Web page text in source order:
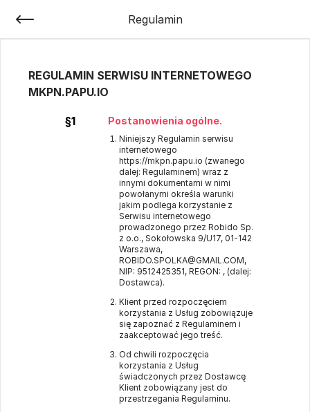
Regulamin
REGULAMIN SERWISU INTERNETOWEGO
MKPN.PAPU.IO
§1 Postanowienia ogólne.
Niniejszy Regulamin serwisu
internetowego
https://mkpn.papu.io (zwanego
dalej: Regulaminem) wraz z
innymi dokumentami w nimi
powołanymi określa warunki
jakim podlega korzystanie z
Serwisu internetowego
prowadzonego przez Robido Sp.
z o.o., Sokołowska 9/U17, 01-142
Warszawa,
ROBIDO.SPOLKA@GMAIL.COM,
NIP: 9512425351, REGON: , (dalej:
Dostawca).
Klient przed rozpoczęciem
korzystania z Usług zobowiązuje
się zapoznać z Regulaminem i
zaakceptować jego treść.
Od chwili rozpoczęcia
korzystania z Usług
świadczonych przez Dostawcę
Klient zobowiązany jest do
przestrzegania Regulaminu.